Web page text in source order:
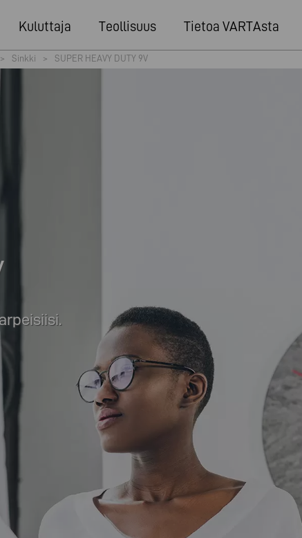
Kuluttaja Teollisuus Tietoa VARTAsta
> Sinkki > SUPER HEAVY DUTY 9V